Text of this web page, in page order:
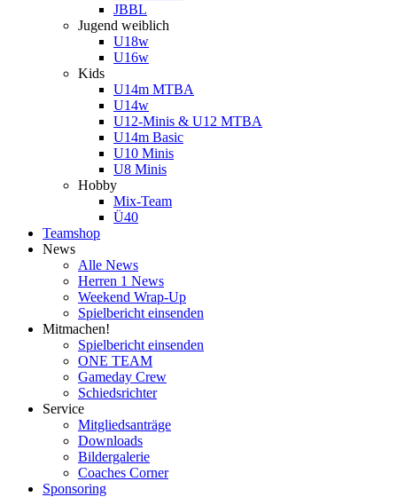
JBBL
Jugend weiblich
U18w
U16w
Kids
U14m MTBA
U14w
U12-Minis & U12 MTBA
U14m Basic
U10 Minis
U8 Minis
Hobby
Mix-Team
Ü40
Teamshop
News
Alle News
Herren 1 News
Weekend Wrap-Up
Spielbericht einsenden
Mitmachen!
Spielbericht einsenden
ONE TEAM
Gameday Crew
Schiedsrichter
Service
Mitgliedsanträge
Downloads
Bildergalerie
Coaches Corner
Sponsoring